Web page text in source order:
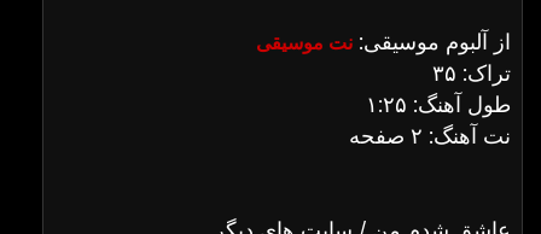
از آلبوم موسیقی: نت موسیقی
تراک: ۳۵
طول آهنگ: ۱:۲۵
نت آهنگ: ۲ صفحه